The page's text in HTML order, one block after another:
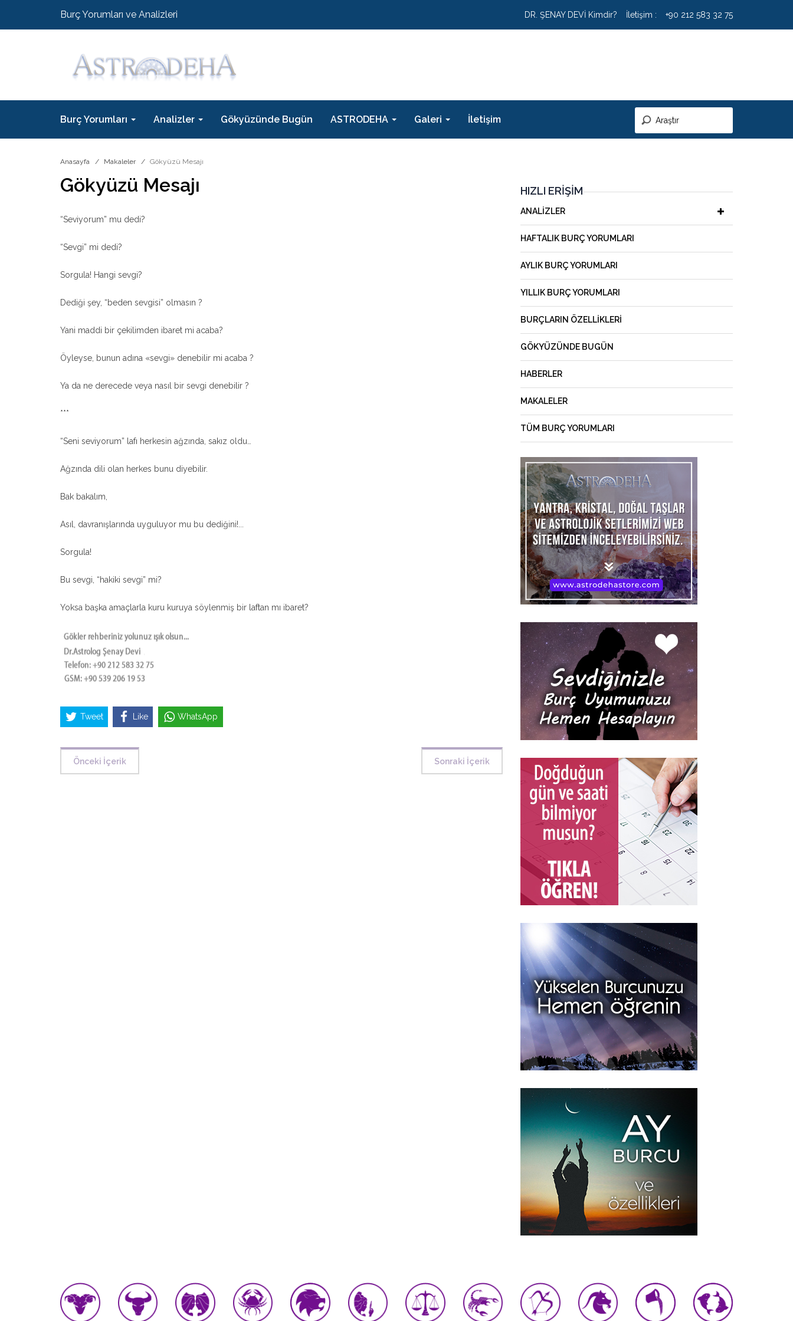
Burç Yorumları ve Analizleri DR. ŞENAY DEVİ Kimdir? İletişim : +90 212 583 32 75
Burç Yorumları Analizler Gökyüzünde Bugün ASTRODEHA Galeri İletişim
Anasayfa Makaleler Gökyüzü Mesajı
Gökyüzü Mesajı
“Seviyorum” mu dedi?
“Sevgi” mi dedi?
Sorgula! Hangi sevgi?
Dediği şey, “beden sevgisi” olmasın ?
Yani maddi bir çekilimden ibaret mi acaba?
Öyleyse, bunun adına «sevgi» denebilir mi acaba ?
Ya da ne derecede veya nasıl bir sevgi denebilir ?
***
“Seni seviyorum” lafı herkesin ağzında, sakız oldu…
Ağzında dili olan herkes bunu diyebilir.
Bak bakalım,
Asıl, davranışlarında uyguluyor mu bu dediğini!...
Sorgula!
Bu sevgi, “hakiki sevgi” mi?
Yoksa başka amaçlarla kuru kuruya söylenmiş bir laftan mı ibaret?
Tweet Like WhatsApp
Önceki İçerik Sonraki İçerik
HIZLI ERIŞIM
ANALIZLER
HAFTALIK BURÇ YORUMLARI
AYLIK BURÇ YORUMLARI
YILLIK BURÇ YORUMLARI
BURÇLARIN ÖZELLIKLERI
GÖKYÜZÜNDE BUGÜN
HABERLER
MAKALELER
TÜM BURÇ YORUMLARI